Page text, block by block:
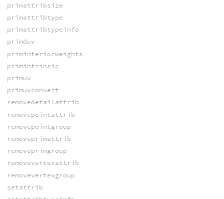
primattribsize
primattribtype
primattribtypeinfo
primduv
priminteriorweights
primintrinsic
primuv
primuvconvert
removedetailattrib
removepointattrib
removepointgroup
removeprimattrib
removeprimgroup
removevertexattrib
removevertexgroup
setattrib